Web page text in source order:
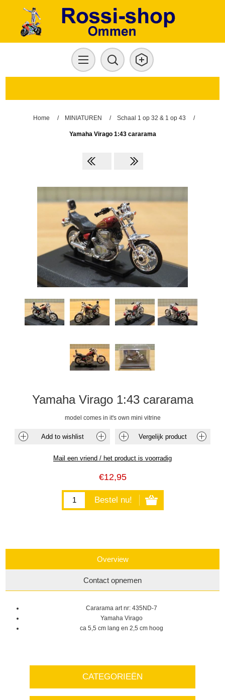
Home / MINIATUREN / Schaal 1 op 32 & 1 op 43 /
Yamaha Virago 1:43 cararama
Yamaha Virago 1:43 cararama
model comes in it's own mini vitrine
€12,95
Overview
Contact opnemen
Cararama art nr: 435ND-7
Yamaha Virago
ca 5,5 cm lang en 2,5 cm hoog
CATEGORIEËN